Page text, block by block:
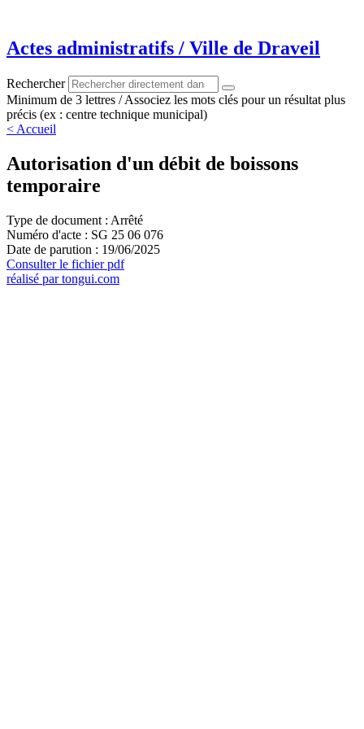
contenu
Actes administratifs / Ville de Draveil
Rechercher
Minimum de 3 lettres / Associez les mots clés pour un résultat plus
précis (ex : centre technique municipal)
< Accueil
Autorisation d'un débit de boissons
temporaire
Type de document : Arrêté
Numéro d'acte : SG 25 06 076
Date de parution : 19/06/2025
Consulter le fichier pdf
réalisé par tongui.com